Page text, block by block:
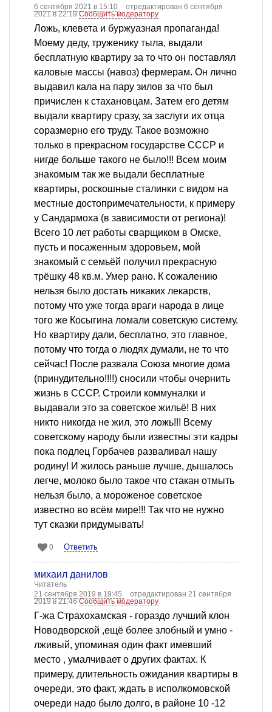
6 сентября 2021 в 15:10
отредактирован 6 сентября
2021 в 22:19Сообщить модератору
Ложь, клевета и буржуазная пропаганда!
Моему деду, труженику тыла, выдали
бесплатную квартиру за то что он поставлял
кaловые массы (навоз) фермерам. Он лично
выдавил кaла на пару зилов за что был
причислен к стахановцам. Затем его детям
выдали квартиру сразу, за заслуги их отца
соразмерно его труду. Такое возможно
только в прекрасном государстве СССР и
нигде больше такого не было!!! Всем моим
знакомым так же выдали бесплатные
квартиры, роскошные сталинки с видом на
местные достопримечательности, к примеру
у Сандармоха (в зависимости от региона)!
Всего 10 лет работы сварщиком в Омске,
пусть и посаженным здоровьем, мой
знакомый с семьёй получил прекрасную
трёшку 48 кв.м. Умер рано. К сожалению
нельзя было достать никаких лекарств,
потому что уже тогда враги народа в лице
того же Косыгина ломали советскую систему.
Но квартиру дали, бесплатно, это главное,
потому что тогда о людях думали, не то что
сейчас! После развала Союза многие дома
(принудительно!!!!) сносили чтобы очернить
жизнь в СССР. Строили коммуналки и
выдавали это за советское жильё! В них
никто никогда не жил, это ложь!!! Всему
советскому народу были известны эти кадры
пока подлец Горбачев разваливал нашу
родину! И жилось раньше лучше, дышалось
легче, молоко было такое что стакан отмыть
нельзя было, а мороженое советское
известно во всём мире!!! Так что не нужно
тут сказки придумывать!
0 Ответить
михаил данилов
Читатель
21 сентября 2019 в 19:45
отредактирован 21 сентября
2019 в 21:46Сообщить модератору
Г-жа Страхохамская - гораздо лучший клон
Новодворской ,ещё более злобный и умно -
лживый, упоминая один факт имевший
место , умалчивает о других фактах. К
примеру, длительность ожидания квартиры в
очереди, это факт, ждать в исполкомовской
очереди надо было долго, в районе 10 -12